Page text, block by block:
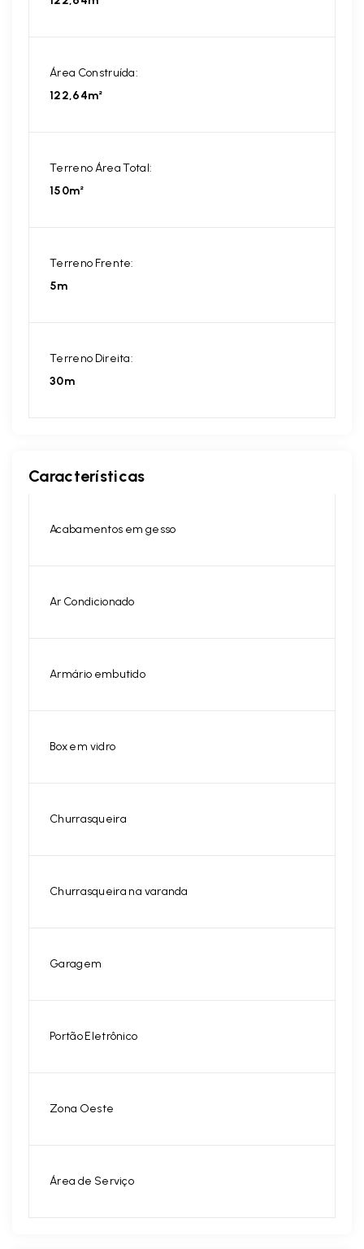
Área Construída:
122,64m²
Terreno Área Total:
150m²
Terreno Frente:
5m
Terreno Direita:
30m
Características
Acabamentos em gesso
Ar Condicionado
Armário embutido
Box em vidro
Churrasqueira
Churrasqueira na varanda
Garagem
Portão Eletrônico
Zona Oeste
Área de Serviço